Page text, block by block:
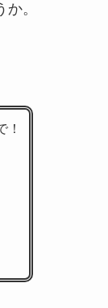
。
！